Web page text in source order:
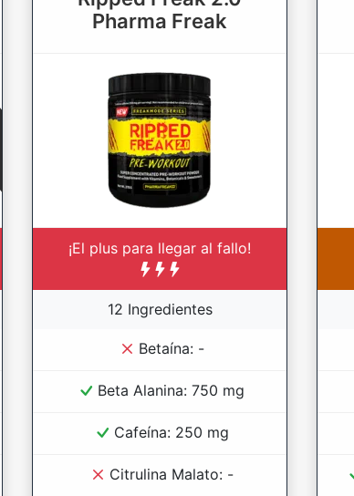
Pharma Freak
¡El plus para llegar al fallo!
12 Ingredientes
Betaína: -
Beta Alanina: 750 mg
Cafeína: 250 mg
Citrulina Malato: -